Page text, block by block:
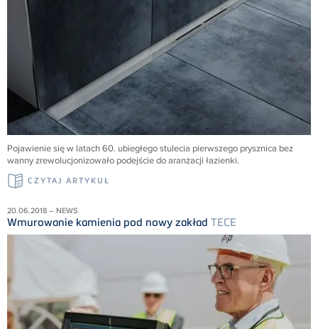
Pojawienie się w latach 60. ubiegłego stulecia pierwszego prysznica bez
wanny zrewolucjonizowało podejście do aranżacji łazienki.
CZYTAJ ARTYKUŁ
20.06.2018 – NEWS
Wmurowanie kamienia pod nowy zakład TECE